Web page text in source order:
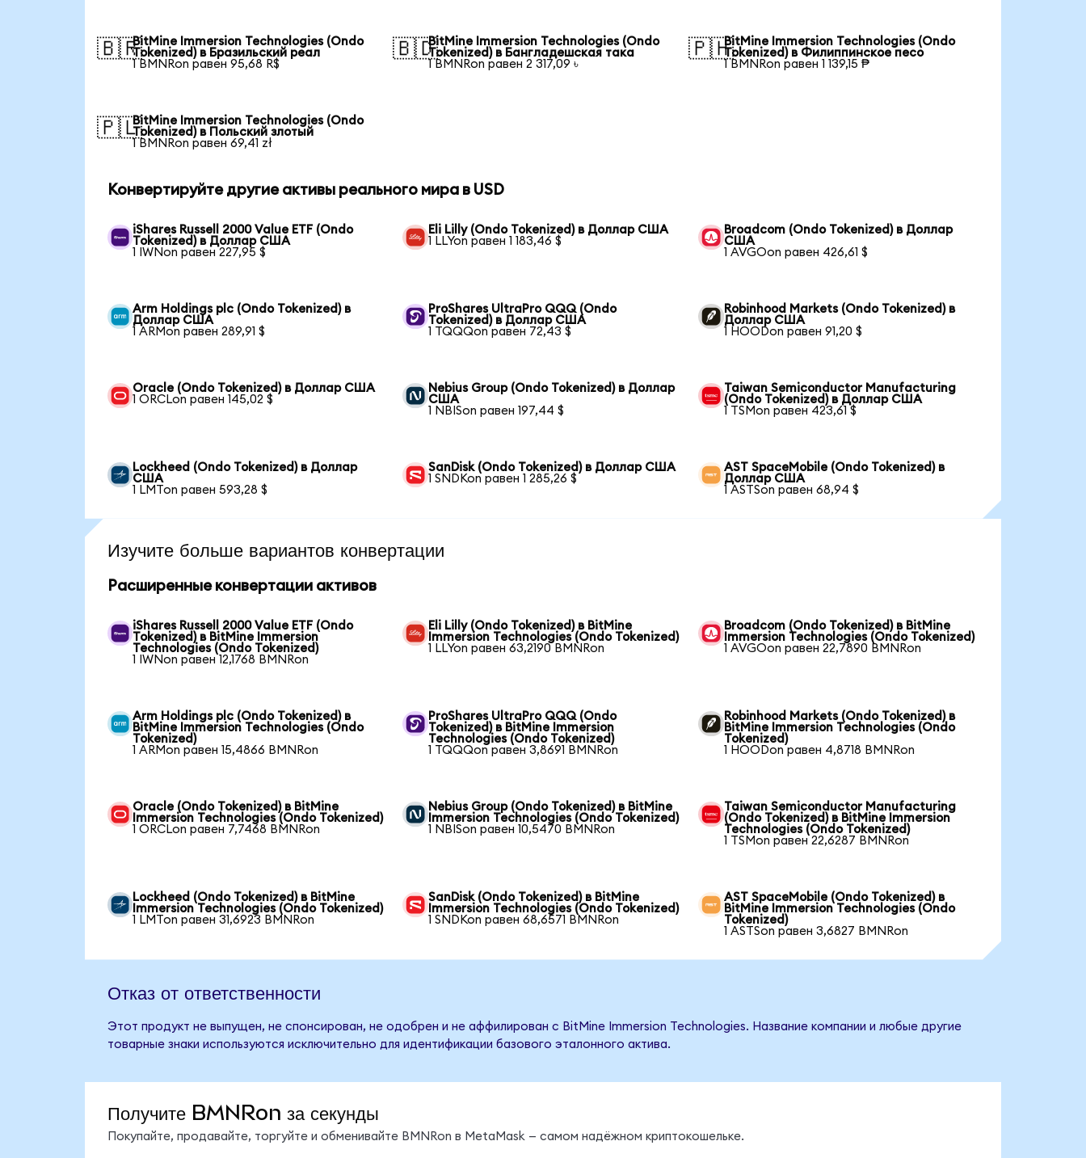
🇧🇷BitMine Immersion Technologies (Ondo
Tokenized) в Бразильский реал
1 BMNRon равен 95,68 R$
🇧🇩BitMine Immersion Technologies (Ondo
Tokenized) в Бангладешская така
1 BMNRon равен 2 317,09 ৳
🇵🇭BitMine Immersion Technologies (Ondo
Tokenized) в Филиппинское песо
1 BMNRon равен 1 139,15 ₱
🇵🇱BitMine Immersion Technologies (Ondo
Tokenized) в Польский злотый
1 BMNRon равен 69,41 zł
Конвертируйте другие активы реального мира в USD
iShares Russell 2000 Value ETF (Ondo
Tokenized) в Доллар США
1 IWNon равен 227,95 $
Eli Lilly (Ondo Tokenized) в Доллар США
1 LLYon равен 1 183,46 $
Broadcom (Ondo Tokenized) в Доллар
США
1 AVGOon равен 426,61 $
Arm Holdings plc (Ondo Tokenized) в
Доллар США
1 ARMon равен 289,91 $
ProShares UltraPro QQQ (Ondo
Tokenized) в Доллар США
1 TQQQon равен 72,43 $
Robinhood Markets (Ondo Tokenized) в
Доллар США
1 HOODon равен 91,20 $
Oracle (Ondo Tokenized) в Доллар США
1 ORCLon равен 145,02 $
Nebius Group (Ondo Tokenized) в Доллар
США
1 NBISon равен 197,44 $
Taiwan Semiconductor Manufacturing
(Ondo Tokenized) в Доллар США
1 TSMon равен 423,61 $
Lockheed (Ondo Tokenized) в Доллар
США
1 LMTon равен 593,28 $
SanDisk (Ondo Tokenized) в Доллар США
1 SNDKon равен 1 285,26 $
AST SpaceMobile (Ondo Tokenized) в
Доллар США
1 ASTSon равен 68,94 $
Изучите больше вариантов конвертации
Расширенные конвертации активов
iShares Russell 2000 Value ETF (Ondo
Tokenized) в BitMine Immersion
Technologies (Ondo Tokenized)
1 IWNon равен 12,1768 BMNRon
Eli Lilly (Ondo Tokenized) в BitMine
Immersion Technologies (Ondo Tokenized)
1 LLYon равен 63,2190 BMNRon
Broadcom (Ondo Tokenized) в BitMine
Immersion Technologies (Ondo Tokenized)
1 AVGOon равен 22,7890 BMNRon
Arm Holdings plc (Ondo Tokenized) в
BitMine Immersion Technologies (Ondo
Tokenized)
1 ARMon равен 15,4866 BMNRon
ProShares UltraPro QQQ (Ondo
Tokenized) в BitMine Immersion
Technologies (Ondo Tokenized)
1 TQQQon равен 3,8691 BMNRon
Robinhood Markets (Ondo Tokenized) в
BitMine Immersion Technologies (Ondo
Tokenized)
1 HOODon равен 4,8718 BMNRon
Oracle (Ondo Tokenized) в BitMine
Immersion Technologies (Ondo Tokenized)
1 ORCLon равен 7,7468 BMNRon
Nebius Group (Ondo Tokenized) в BitMine
Immersion Technologies (Ondo Tokenized)
1 NBISon равен 10,5470 BMNRon
Taiwan Semiconductor Manufacturing
(Ondo Tokenized) в BitMine Immersion
Technologies (Ondo Tokenized)
1 TSMon равен 22,6287 BMNRon
Lockheed (Ondo Tokenized) в BitMine
Immersion Technologies (Ondo Tokenized)
1 LMTon равен 31,6923 BMNRon
SanDisk (Ondo Tokenized) в BitMine
Immersion Technologies (Ondo Tokenized)
1 SNDKon равен 68,6571 BMNRon
AST SpaceMobile (Ondo Tokenized) в
BitMine Immersion Technologies (Ondo
Tokenized)
1 ASTSon равен 3,6827 BMNRon
Отказ от ответственности
Этот продукт не выпущен, не спонсирован, не одобрен и не аффилирован с BitMine Immersion Technologies. Название компании и любые другие
товарные знаки используются исключительно для идентификации базового эталонного актива.
Получите BMNRon за секунды
Покупайте, продавайте, торгуйте и обменивайте BMNRon в MetaMask — самом надёжном криптокошельке.